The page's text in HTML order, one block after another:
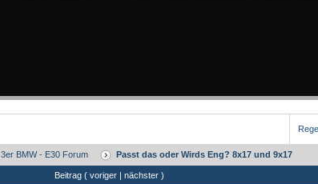
3er BMW - E30 Forum Passt das oder Wirds Eng? 8x17 und 9x17
Beitrag ( voriger | nächster )